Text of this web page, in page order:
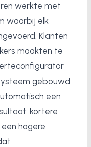
werkte met
waarbij elk
Klanten
maakten te
gebouwd
een
kortere
hogere